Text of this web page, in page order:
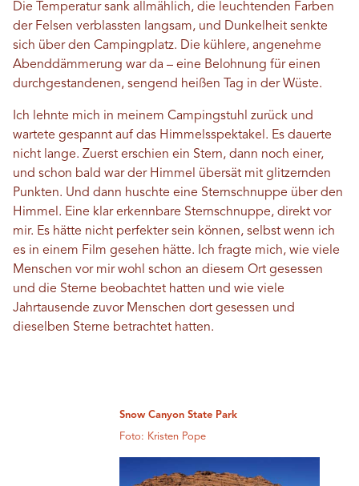
Die Temperatur sank allmählich, die leuchtenden Farben
der Felsen verblassten langsam, und Dunkelheit senkte
sich über den Campingplatz. Die kühlere, angenehme
Abenddämmerung war da – eine Belohnung für einen
durchgestandenen, sengend heißen Tag in der Wüste.
Ich lehnte mich in meinem Campingstuhl zurück und
wartete gespannt auf das Himmelsspektakel. Es dauerte
nicht lange. Zuerst erschien ein Stern, dann noch einer,
und schon bald war der Himmel übersät mit glitzernden
Punkten. Und dann huschte eine Sternschnuppe über den
Himmel. Eine klar erkennbare Sternschnuppe, direkt vor
mir. Es hätte nicht perfekter sein können, selbst wenn ich
es in einem Film gesehen hätte. Ich fragte mich, wie viele
Menschen vor mir wohl schon an diesem Ort gesessen
und die Sterne beobachtet hatten und wie viele
Jahrtausende zuvor Menschen dort gesessen und
dieselben Sterne betrachtet hatten.
Snow Canyon State Park
Foto: Kristen Pope